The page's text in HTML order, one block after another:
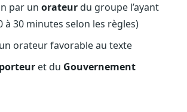
santé, finance, numérique…
concrets
du temps
par un orateurdu groupe l’ayant
à 30 minutes selon les règles)
orateur favorable au texte
et du Gouvernement